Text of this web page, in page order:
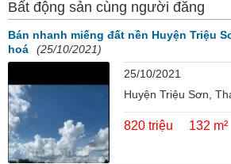
Bất động sản cùng người đăng
Bán nhanh miếng đất nền Huyện Triệu
hoá
(25/10/2021)
25/10/2021
Huyện Triệu Sơn,
820 triệu 132 m²